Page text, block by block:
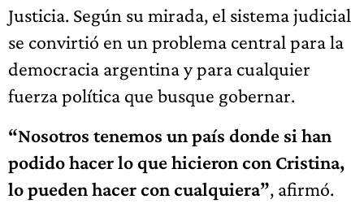
Justicia. Según su mirada, el sistema judicial
se convirtió en un problema central para la
democracia argentina y para cualquier
fuerza política que busque gobernar.
“Nosotros tenemos un país donde si han
podido hacer lo que hicieron con Cristina,
lo pueden hacer con cualquiera”, afirmó.